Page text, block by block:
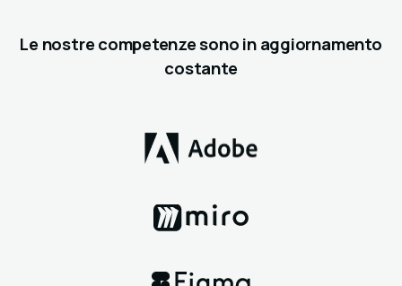
Le nostre competenze sono in aggiornamento
costante